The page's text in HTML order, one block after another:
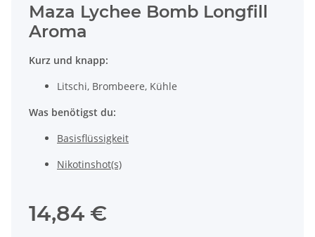
Maza Lychee Bomb Longfill
Aroma
Kurz und knapp:
Litschi, Brombeere, Kühle
Was benötigst du:
Basisflüssigkeit
Nikotinshot(s)
14,84 €